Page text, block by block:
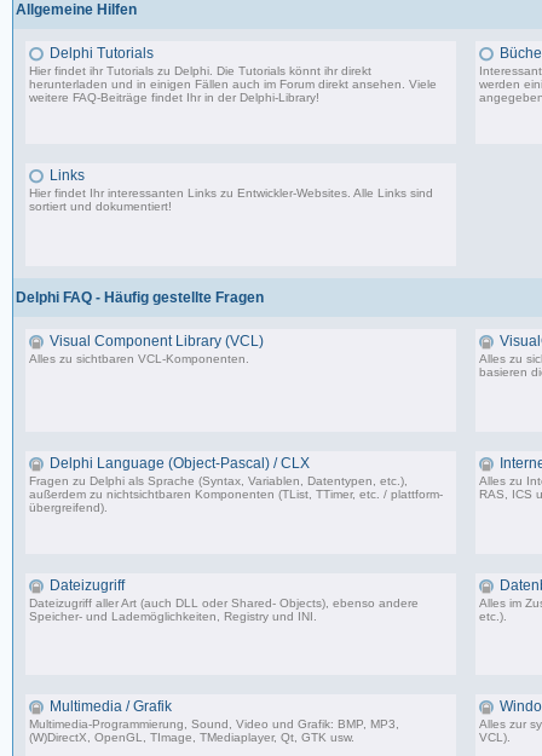
Allgemeine Hilfen
Delphi Tutorials
Hier findet ihr Tutorials zu Delphi. Die Tutorials könnt ihr direkt
herunterladen und in einigen Fällen auch im Forum direkt ansehen. Viele
weitere FAQ-Beiträge findet Ihr in der Delphi-Library!
werden
Links
Hier findet Ihr interessanten Links zu Entwickler-Websites. Alle Links sind
sortiert und dokumentiert!
Delphi FAQ - Häufig gestellte Fragen
Visual Component Library (VCL)
Alles zu sichtbaren VCL-Komponenten.
Alles zu
basieren
Delphi Language (Object-Pascal) / CLX
Fragen zu Delphi als Sprache (Syntax, Variablen, Datentypen, etc.),
außerdem zu nichtsichtbaren Komponenten (TList, TTimer, etc. / plattform-
übergreifend).
Alles zu
RAS, ICS
Dateizugriff
Dateizugriff aller Art (auch DLL oder Shared- Objects), ebenso andere
Speicher- und Lademöglichkeiten, Registry und INI.
Alles im
etc.).
Multimedia / Grafik
Multimedia-Programmierung, Sound, Video und Grafik: BMP, MP3,
(W)DirectX, OpenGL, TImage, TMediaplayer, Qt, GTK usw.
Alles zur
VCL).